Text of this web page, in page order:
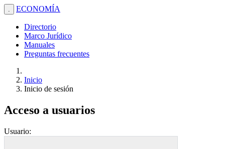
. ECONOMÍA
Directorio
Marco Jurídico
Manuales
Preguntas frecuentes
Inicio
Inicio de sesión
Acceso a usuarios
Usuario: